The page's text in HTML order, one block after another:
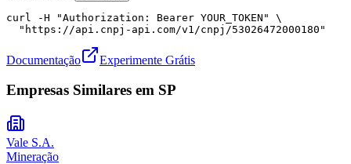
curl -H "Authorization: Bearer YOUR_TOKEN" \
  "https://api.cnpj-api.com/v1/cnpj/53026472000180"
Documentação Experimente Grátis
Empresas Similares em SP
Vale S.A.
Mineração